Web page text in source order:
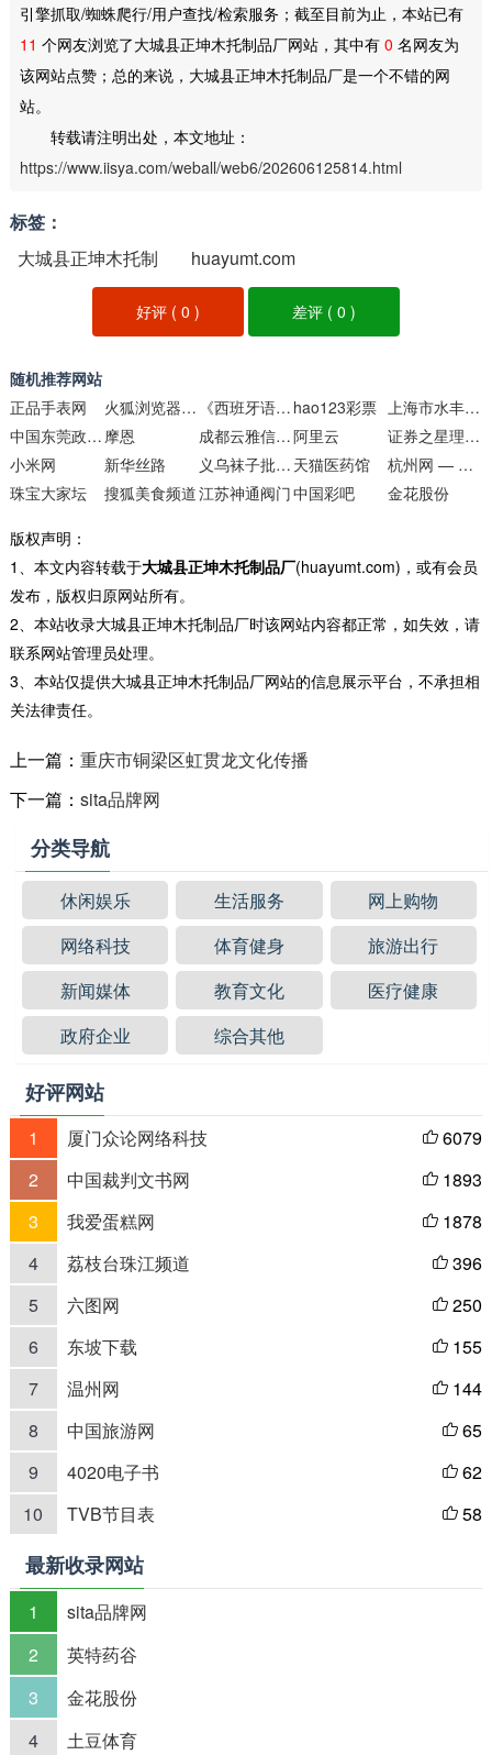
引擎抓取/蜘蛛爬行/用户查找/检索服务；截至目前为止，本站已有
11 个网友浏览了大城县正坤木托制品厂网站，其中有 0 名网友为
该网站点赞；总的来说，大城县正坤木托制品厂是一个不错的网
站。
转载请注明出处，本文地址：
https://www.iisya.com/weball/web6/202606125814.html
标签：
大城县正坤木托制
品厂
huayumt.com
好评 (0 ) 差评 ( 0 )
随机推荐网站
正品手表网
火狐浏览器官网 《西班牙语助手》 hao123彩票
上海市水丰路小学分校网站
中国东莞政府门户网站 摩恩 成都云雅信息技术阿里云
证券之星理财频道
小米网
新华丝路 义乌袜子批发网 天猫医药馆
杭州网 — 数字报纸
珠宝大家坛
搜狐美食频道江苏神通阀门中国彩吧 金花股份
版权声明：
1、本文内容转载于大城县正坤木托制品厂(huayumt.com)，或有会员
发布，版权归原网站所有。
2、本站收录大城县正坤木托制品厂时该网站内容都正常，如失效，请
联系网站管理员处理。
3、本站仅提供大城县正坤木托制品厂网站的信息展示平台，不承担相
关法律责任。
上一篇： 重庆市铜梁区虹贯龙文化传播
下一篇： sita品牌网
分类导航
休闲娱乐 生活服务
网上购物
网络科技
体育健身
旅游出行
新闻媒体
教育文化
医疗健康
政府企业
综合其他
好评网站
1 厦门众论网络科技  6079
2
中国裁判文书网  1893
3
我爱蛋糕网  1878
4
荔枝台珠江频道  396
5
六图网  250
6
东坡下载  155
7
温州网  144
8
中国旅游网  65
9
4020电子书  62
10
TVB节目表  58
最新收录网站
1
sita品牌网
2
英特药谷
3
金花股份
4
土豆体育